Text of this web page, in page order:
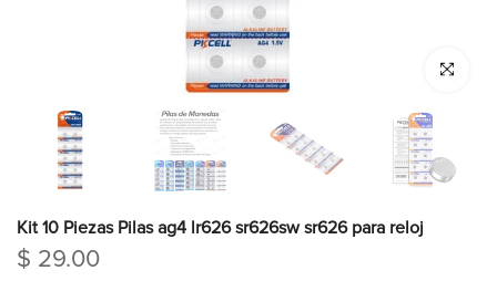
Click para
Kit 10 Piezas Pilas ag4 lr626 sr626sw sr626 para reloj
$ 29.00